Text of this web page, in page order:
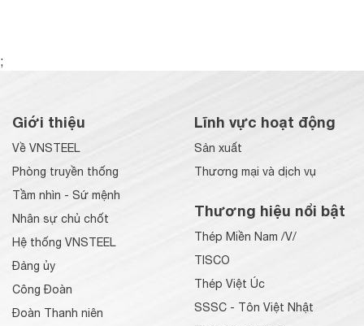
;
Giới thiệu
Về VNSTEEL
Phòng truyền thống
Tầm nhìn - Sứ mệnh
Nhân sự chủ chốt
Hệ thống VNSTEEL
Đảng ủy
Công Đoàn
Đoàn Thanh niên
Lĩnh vực hoạt động
Sản xuất
Thương mại và dịch vụ
Thương hiệu nổi bật
Thép Miền Nam /V/
TISCO
Thép Việt Úc
SSSC - Tôn Việt Nhật